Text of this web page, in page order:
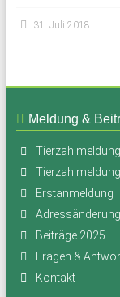
31. Juli 2018
Meldung &
Erstanmeldung
Adressänderung
Beiträge 2025
Fragen &
Kontakt